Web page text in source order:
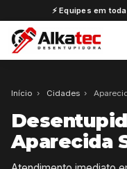
⚡ Equipes em
Início › Cidades ›
Aparecida